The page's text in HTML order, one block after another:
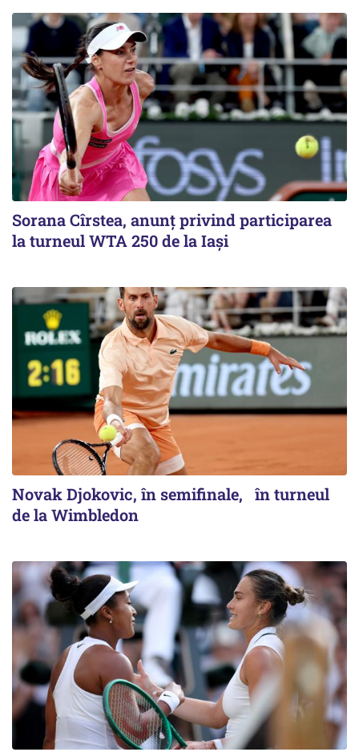
Sorana Cîrstea, anunț privind participarea
la turneul WTA 250 de la Iași
Novak Djokovic, în semifinale, în turneul
de la Wimbledon